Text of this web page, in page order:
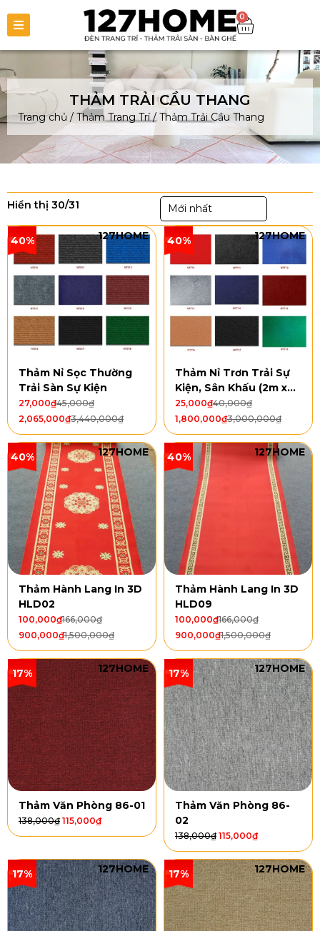
0
THẢM TRẢI CẦU THANG
Trang chủ / Thảm Trang Trí/Thảm Trải Cầu Thang
Hiển thị 30/31 Mới nhất
40% 127HOME
Thảm Nỉ Sọc Thường
Trải Sàn Sự Kiện
45,000₫
27,000₫
3,440,000₫
2,065,000₫
40% 127HOME
Thảm Nỉ Trơn Trải Sự
Kiện, Sân Khấu (2m x
50m)
40,000₫
25,000₫
3,000,000₫
1,800,000₫
40% 127HOME
Thảm Hành Lang In 3D
HLD02
166,000₫
100,000₫
1,500,000₫
900,000₫
40% 127HOME
Thảm Hành Lang In 3D
HLD09
166,000₫
100,000₫
1,500,000₫
900,000₫
17% 127HOME
Thảm Văn Phòng 86-01
138,000₫ 115,000₫
17% 127HOME
Thảm Văn Phòng 86-
02
138,000₫ 115,000₫
17% 127HOME 17% 127HOME